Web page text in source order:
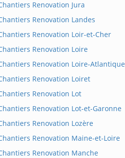
Renovation Jura
Renovation Landes
Renovation Loir-et-Cher
Renovation Loire
Renovation Loire-Atlantique
Renovation Loiret
Renovation Lot
Renovation Lot-et-Garonne
Renovation Lozère
Renovation Maine-et-Loire
Renovation Manche